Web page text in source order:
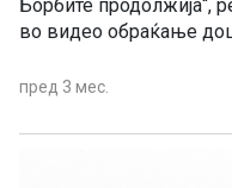
Борбите продолжија“,
во видео обраќање
пред 3 мес.